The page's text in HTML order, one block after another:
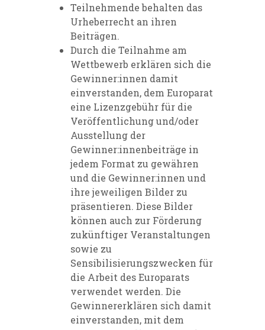
Teilnehmende behalten das
Urheberrecht an ihren
Beiträgen.
Durch die Teilnahme am
Wettbewerb erklären sich die
Gewinner:innen damit
einverstanden, dem Europarat
eine Lizenzgebühr für die
Veröffentlichung und/oder
Ausstellung der
Gewinner:innenbeiträge in
jedem Format zu gewähren
und die Gewinner:innen und
ihre jeweiligen Bilder zu
präsentieren. Diese Bilder
können auch zur Förderung
zukünftiger Veranstaltungen
sowie zu
Sensibilisierungszwecken für
die Arbeit des Europarats
verwendet werden. Die
Gewinnererklären sich damit
einverstanden, mit dem